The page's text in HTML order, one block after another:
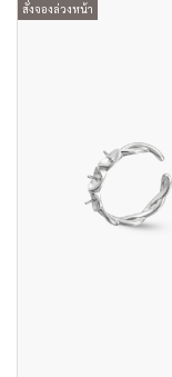
สั่งจองล่วงหน้า